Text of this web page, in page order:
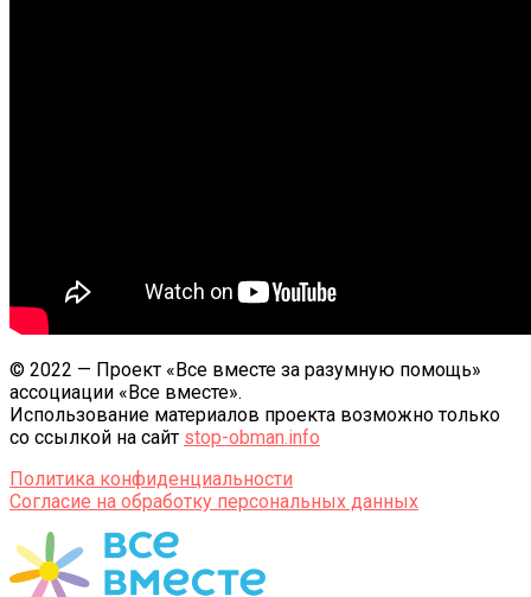
© 2022 — Проект «Все вместе за разумную помощь»
ассоциации «Все вместе».
Использование материалов проекта возможно только
со ссылкой на сайт stop-obman.info
Политика конфиденциальности
Согласие на обработку персональных данных